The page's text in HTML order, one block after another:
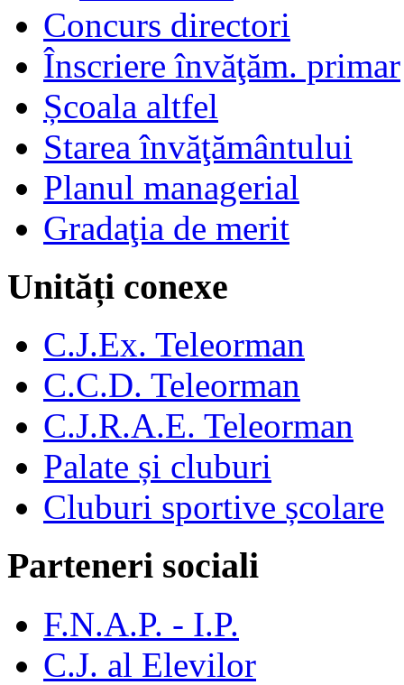
Concurs directori
Înscriere învăţăm. primar
Școala altfel
Starea învăţământului
Planul managerial
Gradaţia de merit
Unități conexe
C.J.Ex. Teleorman
C.C.D. Teleorman
C.J.R.A.E. Teleorman
Palate și cluburi
Cluburi sportive școlare
Parteneri sociali
F.N.A.P. - I.P.
C.J. al Elevilor